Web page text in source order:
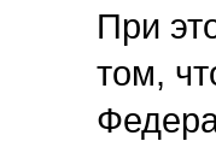
При
том,